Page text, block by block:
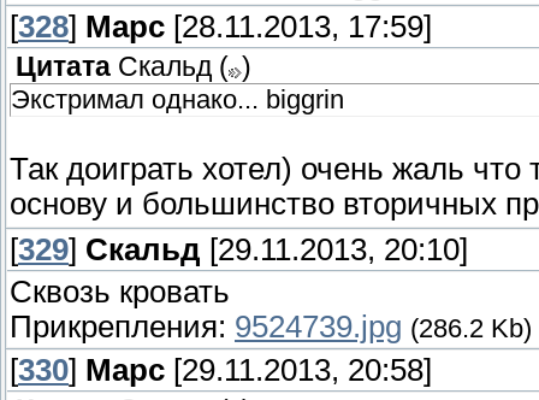
[328] Марс [28.11.2013, 17:59]
Цитата Скальд ( )
Экстримал однако... biggrin
Так доиграть хотел) очень жаль
основу и большинство вторичных
[329] Скальд [29.11.2013, 20:10]
Сквозь кровать
Прикрепления: 9524739.jpg (286.2 Kb)
[330] Марс [29.11.2013, 20:58]